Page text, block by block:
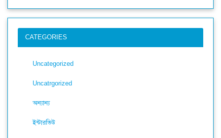
CATEGORIES
Uncategorized
Uncatrgorized
অন্যান্য
ইন্টারভিউ